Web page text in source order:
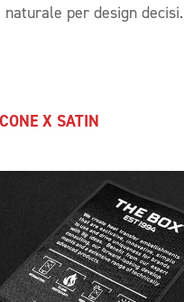
naturale per design decisi.
X SATIN